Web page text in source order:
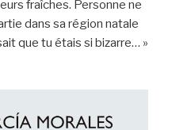
fraîches. Personne ne
dans sa région natale
que tu étais si bizarre… »